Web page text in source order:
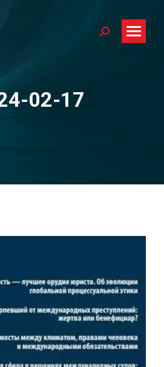
Search:
02-17
You are here: